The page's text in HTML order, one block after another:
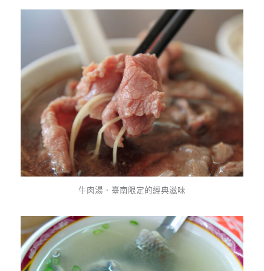
牛肉湯．臺南限定的經典滋味